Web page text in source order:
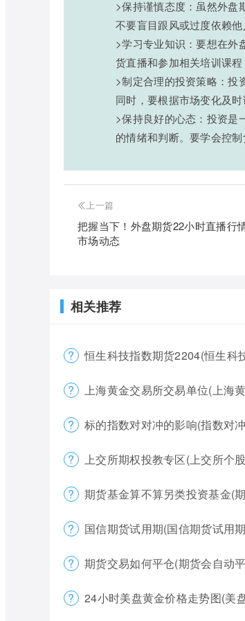
>保持谨慎态度：虽然外盘
不要盲目跟风或过度依赖
>学习专业知识：要想在外
货直播和参加相关培训课
>制定合理的投资策略：投
同时，要根据市场变化及
>保持良好的心态：投资是
的情绪和判断。要学会控
上一篇
把握当下！外盘期货22小时直播行
市场动态
相关推荐
恒生科技指数期货2204(恒生科
上海黄金交易所交易单位(上海
标的指数对对冲的影响(指数对
上交所期权投教专区(上交所个
期货基金算不算另类投资基金(
国信期货试用期(国信期货试用
期货交易如何平仓(期货会自动
24小时美盘黄金价格走势图(美